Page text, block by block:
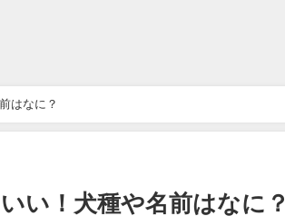
はなに？
い！犬種や名前はなに？